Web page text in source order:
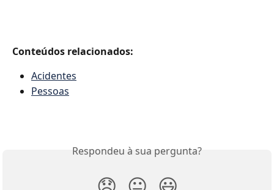
Conteúdos relacionados:
Acidentes
Pessoas
Respondeu à sua pergunta?